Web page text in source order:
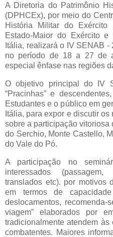
A Diretoria do Patrimônio
(DPHCEx), por meio do
História Militar do Exército
Estado-Maior do Exército
Itália, realizará o IV SENAB -
no período de 18 a 27 de
especial ênfase nas regiões
O objetivo principal do IV
“Pracinhas” e
Estudantes e o público em
Itália, para expor e discutir
sobre a participação
do Serchio, Monte Castello,
do Vale do Pó.
A participação no
interessados (passagem,
translados etc). por motivos
em termos de
deslocamentos, recomenda-
viagem” elaborados por
tradicionalmente atendem
combatentes. Maiores